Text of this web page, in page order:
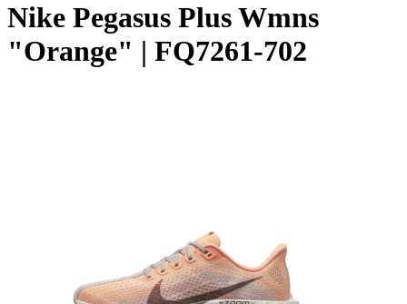
Nike Pegasus Plus Wmns
"Orange" | FQ7261-702